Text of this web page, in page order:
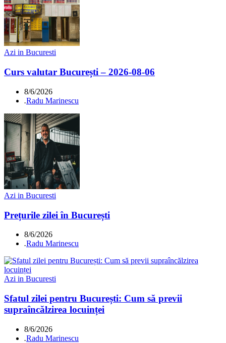
Azi in Bucuresti
Curs valutar București – 2026-08-06
8/6/2026
.Radu Marinescu
Azi in Bucuresti
Prețurile zilei în București
8/6/2026
.Radu Marinescu
Azi in Bucuresti
Sfatul zilei pentru București: Cum să previi
supraîncălzirea locuinței
8/6/2026
.Radu Marinescu